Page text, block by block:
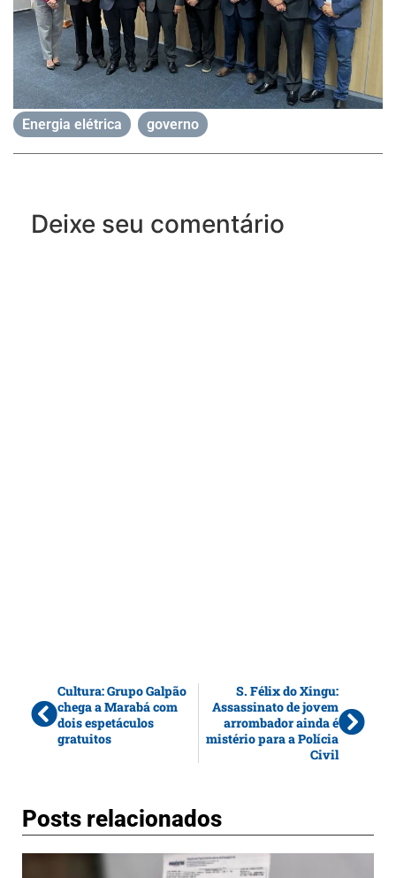
Energia elétrica governo
Deixe seu comentário
Cultura: Grupo Galpão
chega a Marabá com
dois espetáculos
gratuitos
S. Félix do Xingu:
Assassinato de jovem
arrombador ainda é
mistério para a Polícia
Civil
Posts relacionados